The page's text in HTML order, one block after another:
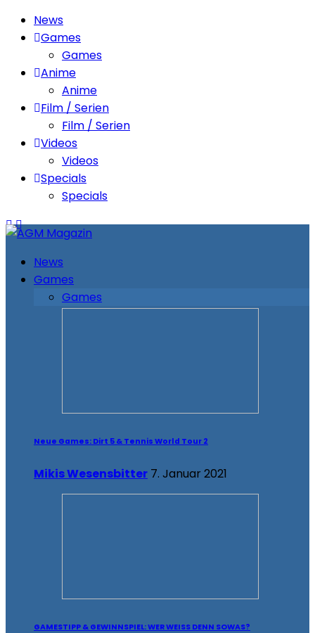
News
Games
Games
Anime
Anime
Film / Serien
Film / Serien
Videos
Videos
Specials
Specials
News
Games
Games
Neue Games: Dirt 5 & Tennis World Tour 2
Mikis Wesensbitter 7. Januar 2021
GAMESTIPP & GEWINNSPIEL: WER WEISS DENN SOWAS?